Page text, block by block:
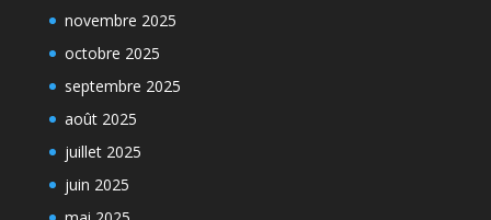
novembre 2025
octobre 2025
septembre 2025
août 2025
juillet 2025
juin 2025